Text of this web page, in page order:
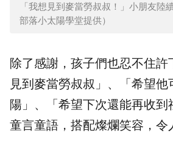
「我想見到麥當勞叔叔！」小朋友陸
部落小太陽學堂提供）
除了感謝，孩子們也忍不住許
見到麥當勞叔叔」、「希望他
陽」、「希望下次還能再收到
童言童語，搭配燦爛笑容，令